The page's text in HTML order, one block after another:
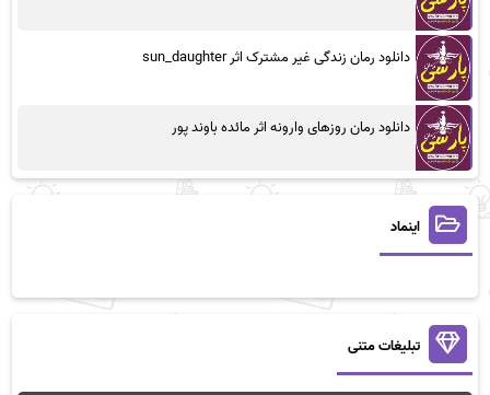
دانلود رمان زندگی غیر مشترک اثر sun_daughter
دانلود رمان روزهای وارونه اثر مائده باوند پور
اینماد
تبلیغات متنی